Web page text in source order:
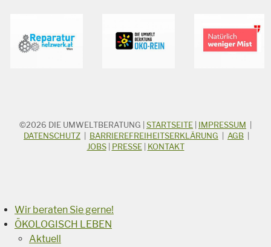
STICHWORTSUCHE
Suchbegriff
©2026 DIE UMWELTBERATUNG STARTSEITE IMPRESSUM
DATENSCHUTZ
BARRIEREFREIHEITSERKLÄRUNG AGB
JOBS| PRESSE| KONTAKT
Wir beraten Sie gerne!
ÖKOLOGISCH LEBEN
Aktuell